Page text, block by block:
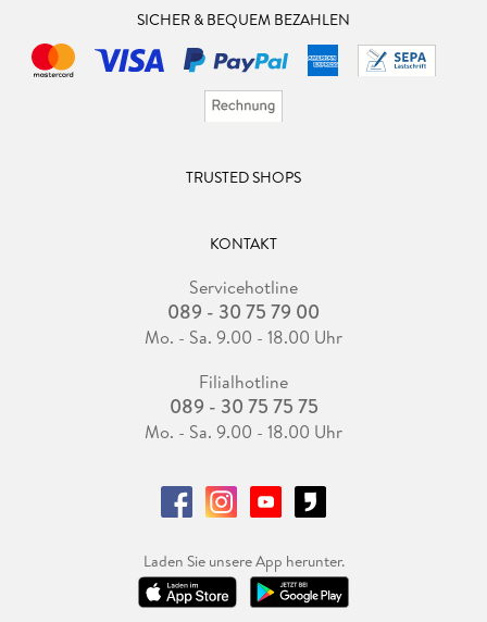
SICHER & BEQUEM BEZAHLEN
TRUSTED SHOPS
KONTAKT
Servicehotline
089 - 30 75 79 00
Mo. - Sa. 9.00 - 18.00 Uhr
Filialhotline
089 - 30 75 75 75
Mo. - Sa. 9.00 - 18.00 Uhr
Laden Sie unsere App herunter.